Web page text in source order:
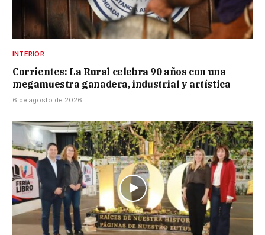
INTERIOR
Corrientes: La Rural celebra 90 años con una
megamuestra ganadera, industrial y artística
6 de agosto de 2026